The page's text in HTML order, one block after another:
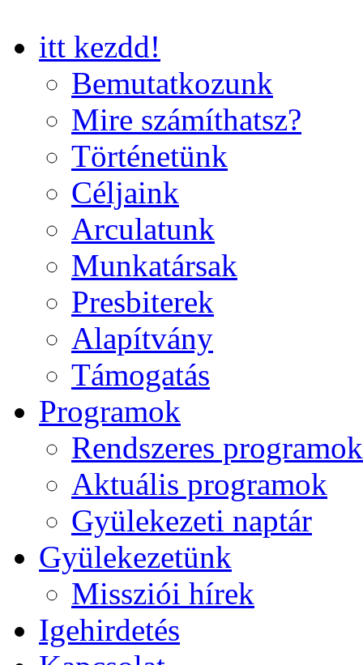
itt kezdd!
Bemutatkozunk
Mire számíthatsz?
Történetünk
Céljaink
Arculatunk
Munkatársak
Presbiterek
Alapítvány
Támogatás
Programok
Rendszeres programok
Aktuális programok
Gyülekezeti naptár
Gyülekezetünk
Missziói hírek
Igehirdetés